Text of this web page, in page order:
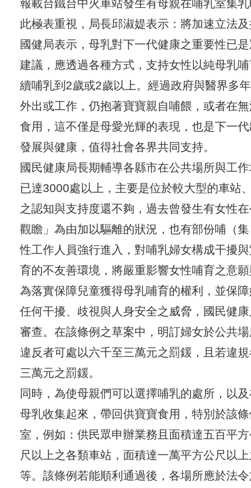
報載台鐵台中火車站發生有母親在哺乳室集
此極表重視，局長邱淑媞表示：將加速立法
國健局表示，母乳對下一代健康之重要性已
建議，應透過各種方式，支持女性以純母乳
續哺乳到2歲或2歲以上。經過政府與醫界多
外出或工作，仍抱著寶寶親自哺餵，或者在
食用，這不僅是母愛光輝的表現，也是下一
發展與健康，值得社會各界共同支持。
國民健康局長期輔導各縣市在公共場所與工
已達3000處以上，主要是位於較大型的車站
之認知與支持度還不夠，過去曾發生有女性
觀瞻」為由加以驅離的狀況，也有部份哺（
性工作人員強行進入，對哺乳婦女構成干擾
育的不友善環境，將嚴重影響女性哺育之意
為落實保障兒童獲得母乳哺育的權利，並保
任何干擾、歧視與人身安全之威脅，國民健
審查。在該條例之草案中，明訂婦女於公共
違反者可處以六千至三萬元之罰鍰，且若違
三萬元之罰鍰。
同時，為使母親們可以選擇哺乳的處所，以
母乳收集起來，帶回供寶寶食用，特別於該
室，例如：供民眾申辦業務且面積達五百平
尺以上之各類車站，面積達一萬平方公尺以
等。該條例若能順利通過後，各場所應於法